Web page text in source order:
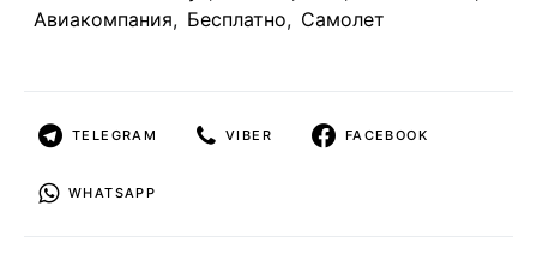
Авиакомпания, Бесплатно, Самолет
TELEGRAM VIBER FACEBOOK
WHATSAPP